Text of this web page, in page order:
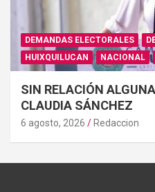
DEMANDAS ELECTORALES
HUIXQUILUCAN
NACIONAL
SIN RELACIÓN
CLAUDIA SÁNCHEZ
6 agosto, 2026 Redaccion